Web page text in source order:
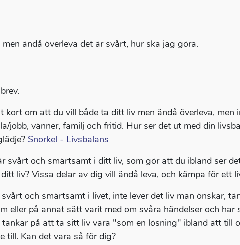
ändå överleva det är svårt, hur ska jag göra.
kort om att du vill både ta ditt liv men ändå överleva, men
jobb, vänner, familj och fritid. Hur ser det ut med din
Snorkel - Livsbalans
svårt och smärtsamt i ditt liv, som gör att du ibland ser
liv? Vissa delar av dig vill ändå leva, och kämpa för ett
och smärtsamt i livet, inte lever det liv man önskar,
eller på annat sätt varit med om svåra händelser och
på att ta sitt liv vara "som en lösning" ibland att till
till. Kan det vara så för dig?